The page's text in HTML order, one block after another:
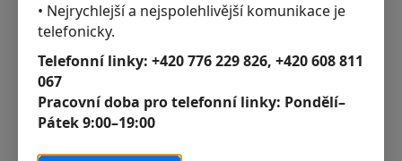
• Nejrychlejší a nejspolehlivější komunikace je
telefonicky.
Telefonní linky: +420 776 229 826, +420 608 811
067
Pracovní doba pro telefonní linky: Pondělí–
Pátek 9:00–19:00